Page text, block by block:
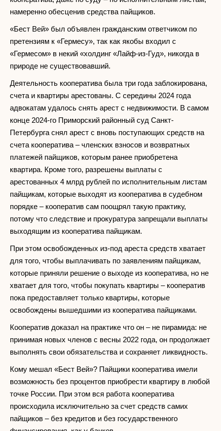
намеренно обесценив средства пайщиков.
«Бест Вей» был объявлен гражданским ответчиком по
претензиям к «Гермесу», так как якобы входил с
«Гермесом» в некий «холдинг «Лайф-из-Гуд», никогда в
природе не существовавший.
Деятельность кооператива была три года заблокирована,
счета и квартиры арестованы. С середины 2024 года
адвокатам удалось снять арест с недвижимости. В самом
конце 2024-го Приморский районный суд Санкт-
Петербурга снял арест с вновь поступающих средств на
счета кооператива – членских взносов и возвратных
платежей пайщиков, которым ранее приобретена
квартира. Кроме того, разрешены выплаты с
арестованных 4 млрд рублей по исполнительным листам
пайщикам, которые выходят из кооператива в судебном
порядке – кооператив сам поощрял такую практику,
потому что следствие и прокуратура запрещали выплаты
выходящим из кооператива пайщикам.
При этом освобожденных из-под ареста средств хватает
для того, чтобы выплачивать по заявлениям пайщикам,
которые приняли решение о выходе из кооператива, но не
хватает для того, чтобы покупать квартиры – кооператив
пока предоставляет только квартиры, которые
освобождены вышедшими из кооператива пайщиками.
Кооператив доказал на практике что он – не пирамида: не
принимая новых членов с весны 2022 года, он продолжает
выполнять свои обязательства и сохраняет ликвидность.
Кому мешал «Бест Вей»? Пайщики кооператива имели
возможность без процентов приобрести квартиру в любой
точке России. При этом вся работа кооператива
происходила исключительно за счет средств самих
пайщиков – без кредитов и без государственного